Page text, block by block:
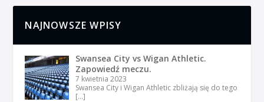
NAJNOWSZE WPISY
Swansea City vs Wigan Athletic.
Zapowiedź meczu.
7 kwietnia 2023
Swansea City i Wigan Athletic zbliżają się do tego
[…]